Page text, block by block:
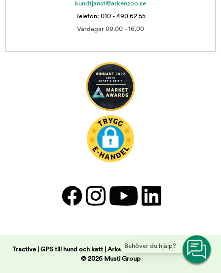
Behöver du hjälp?
kundtjanst@arkenzoo.se
Telefon: 010 - 490 62 55
Vardagar 09.00 - 16.00
Tractive | GPS till hund och katt | Arken Zoo | Arken Zoo -
Copyright
© 2026 Musti Group